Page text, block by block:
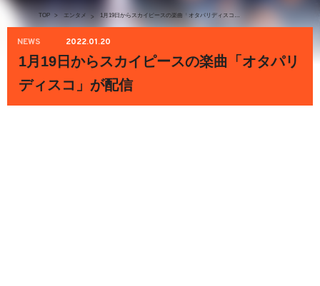
TOP > エンタメ > 1月19日からスカイピースの楽曲「オタパリディスコ」が配信
NEWS 2022.01.20
1月19日からスカイピースの楽曲「オタパリ
ディスコ」が配信